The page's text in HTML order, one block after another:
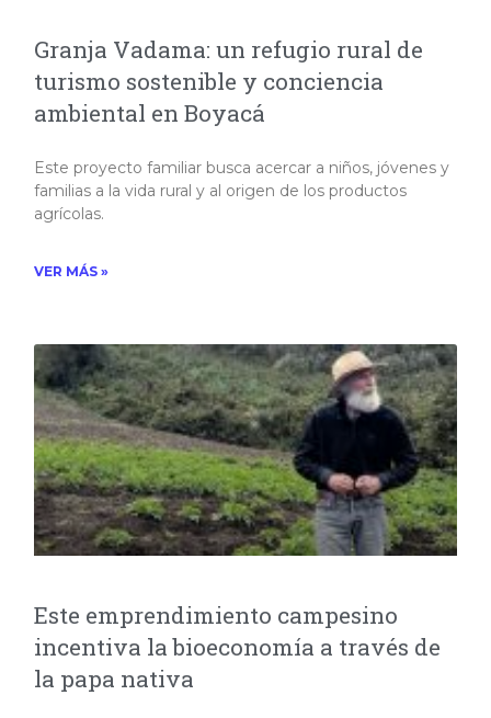
Granja Vadama: un refugio rural de
turismo sostenible y conciencia
ambiental en Boyacá
Este proyecto familiar busca acercar a niños, jóvenes y
familias a la vida rural y al origen de los productos
agrícolas.
VER MÁS »
Este emprendimiento campesino
incentiva la bioeconomía a través de
la papa nativa